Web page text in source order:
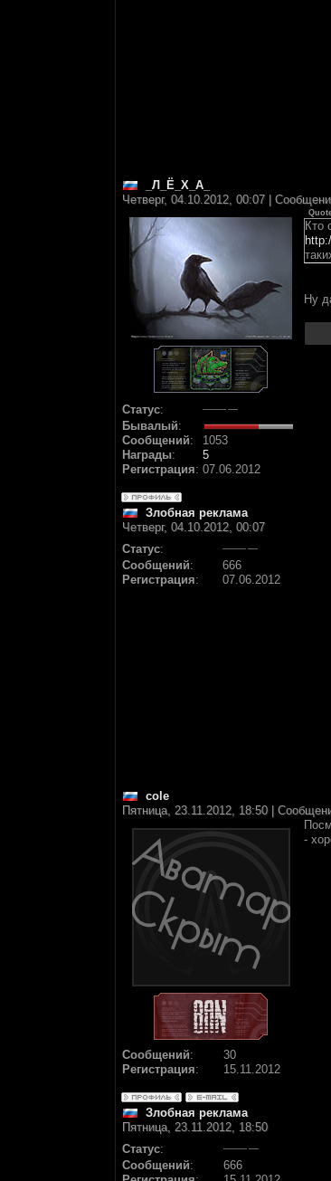
_Л_Ё_Х_А_
Четверг, 04.10.2012, 00:07 |
Статус:
Бывалый:
Сообщений:
1053
Награды:
5
Регистрация: 07.06.2012
Кто
Ну
Злобная реклама
Четверг, 04.10.2012, 00:07
Статус:
Сообщений:
666
Регистрация: 07.06.2012
cole
Пятница, 23.11.2012, 18:50 |
Сообщений:
30
Регистрация: 15.11.2012
-
Злобная реклама
Пятница, 23.11.2012, 18:50
Статус:
Сообщений:
666